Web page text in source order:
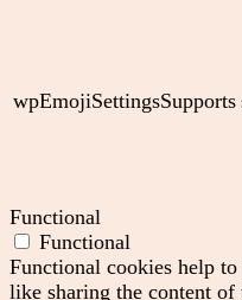
wpEmojiSettingsSupports
Functional
Functional
Functional cookies help
like sharing the content of